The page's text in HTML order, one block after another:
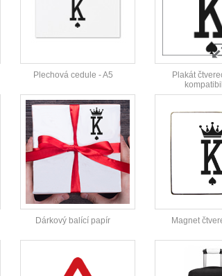
Plechová cedule - A5
Plakát
Dárkový balící papír Magnet